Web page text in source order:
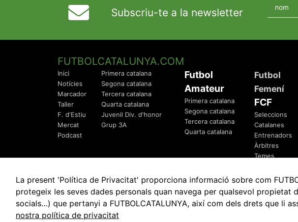
Subscriu-te a la newsletter
FUTBOLCATALUNYA.COM
Inici
Notícies
Marcador
Taller
F. d'Estiu
Mercat
Podcast
Primera catalana
Segona catalana
Tercera catalana
Quarta catalana
Juvenil Div. d'honor
Grup 3A
Futbol
Amateur
Primera catalana
Segona catalana
Tercera catalana
Quarta catalana
Futbol
Femení
FCF
Seleccions
Catalanes
Entrenadors
Àrbitres
Temes
© 2010 - 2026 FutbolCatalunya.com Avis Legal
La present 'Política de Privacitat' proporciona informació sobre com
protegeix les seves dades personals quan navega per qualsevol propietat
socials…) que pertanyi a FUTBOLCATALUNYA, així com dels drets que li
nostra política de privacitat